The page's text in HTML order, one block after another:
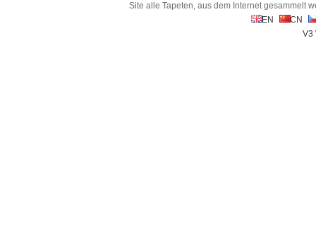
Site alle Tapeten, aus dem Internet gesammelt
EN
CN
V3